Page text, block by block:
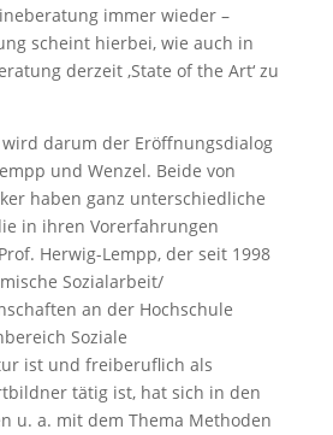
immer wieder –
scheint hierbei, wie auch in
derzeit ‚State of the Art‘ zu
darum der Eröffnungsdialog
und Wenzel. Beide von
haben ganz unterschiedliche
in ihren Vorerfahrungen
Herwig-Lempp, der seit 1998
Sozialarbeit/
an der Hochschule
Soziale
ist und freiberuflich als
tätig ist, hat sich in den
u. a. mit dem Thema Methoden